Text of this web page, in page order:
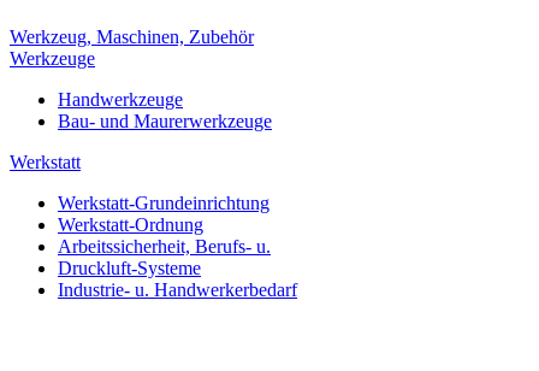
Werkzeug, Maschinen, Zubehör
Werkzeuge
Handwerkzeuge
Bau- und Maurerwerkzeuge
Werkstatt
Werkstatt-Grundeinrichtung
Werkstatt-Ordnung
Arbeitssicherheit, Berufs- u.
Druckluft-Systeme
Industrie- u. Handwerkerbedarf